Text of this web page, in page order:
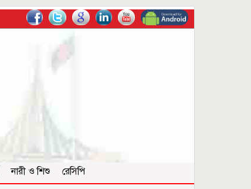
নারী ও শিশু
রেসিপি